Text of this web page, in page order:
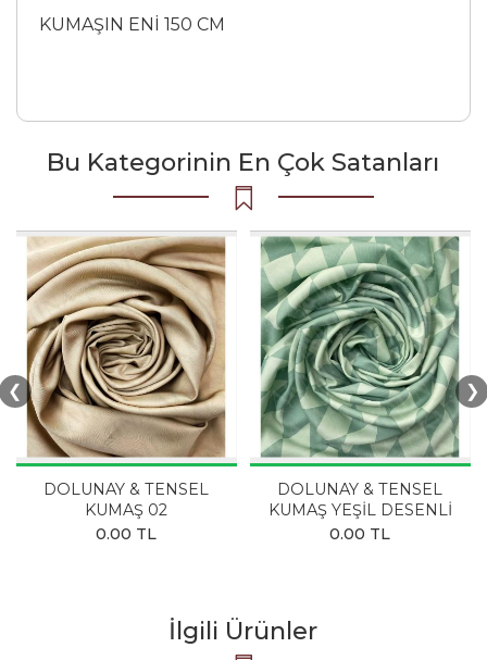
KUMAŞIN ENİ 150 CM
Bu Kategorinin En Çok Satanları
DOLUNAY & TENSEL
KUMAŞ 02
0.00 TL
DOLUNAY & TENSEL
KUMAŞ YEŞİL DESENLİ
0.00 TL
❮ ❯
İlgili Ürünler